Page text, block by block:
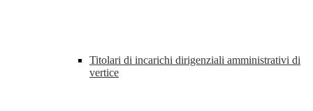
Titolari di incarichi dirigenziali amministrativi di
vertice